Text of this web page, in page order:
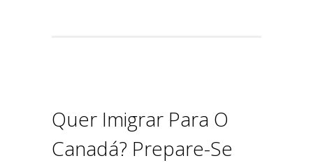
Quer Imigrar Para O
Canadá? Prepare-Se